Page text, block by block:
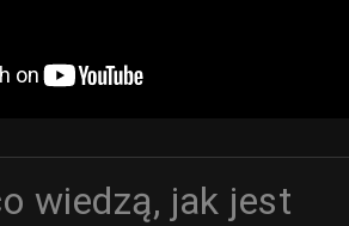
wiedzą, jak jest